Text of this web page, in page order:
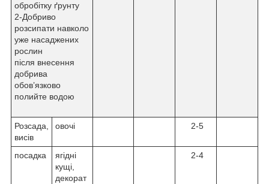
обробітку ґрунту
2-Добриво
розсипати навколо
уже насаджених
рослин
після внесення
добрива
обов’язково
полийте водою
Розсада,
висів
овочі 2-5
посадка
ягідні
кущі,
декорат
2-4